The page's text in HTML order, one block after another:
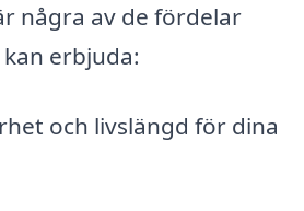
några av de fördelar
erbjuda:
och livslängd för dina